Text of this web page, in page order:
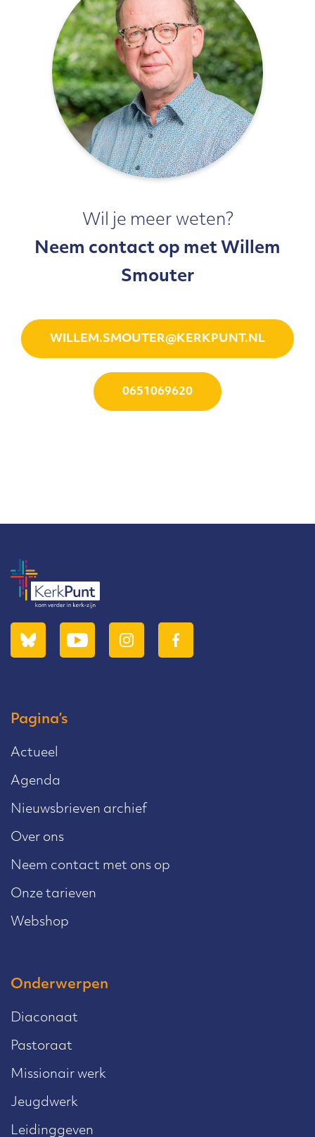
Wil je meer weten?
Neem contact op met Willem
Smouter
WILLEM.SMOUTER@KERKPUNT.NL
0651069620
Pagina’s
Actueel
Agenda
Nieuwsbrieven archief
Over ons
Neem contact met ons op
Onze tarieven
Webshop
Onderwerpen
Diaconaat
Pastoraat
Missionair werk
Jeugdwerk
Leidinggeven